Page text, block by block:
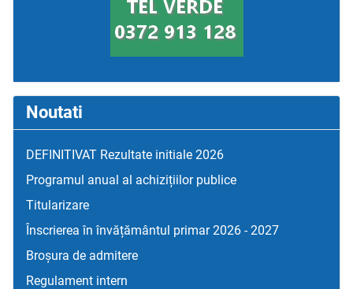
Noutati
DEFINITIVAT Rezultate initiale 2026
Programul anual al achizițiilor publice
Titularizare
Înscrierea în învățământul primar 2026 - 2027
Broșura de admitere
Regulament intern